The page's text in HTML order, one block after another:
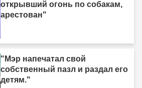
открывший огонь по собакам,
арестован"
"Мэр напечатал свой
собственный пазл и раздал его
детям."